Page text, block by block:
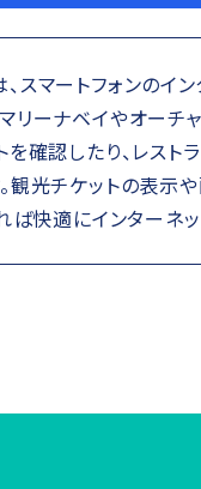
スマートフォンのイ
リーナベイやオー
確認したり、レスト
観光チケットの表示
快適にインターネッ